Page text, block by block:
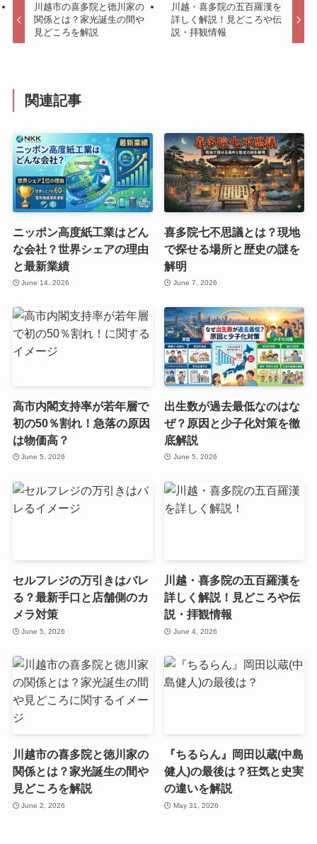
川越市の喜多院と徳川家の
関係とは？家光誕生の間や
見どころを解説
川越・喜多院の五百羅漢を
詳しく解説！見どころや伝
説・拝観情報
関連記事
ニッポン高度紙工業はどん
な会社？世界シェアの理由
と最新業績
June 14, 2026
喜多院七不思議とは？現地
で探せる場所と歴史の謎を
解明
June 7, 2026
高市内閣支持率が若年層で
初の50％割れ！急落の原因
は物価高？
June 5, 2026
出生数が過去最低なのはな
ぜ？原因と少子化対策を徹
底解説
June 5, 2026
セルフレジの万引きはバレ
る？最新手口と店舗側のカ
メラ対策
June 5, 2026
川越・喜多院の五百羅漢を
詳しく解説！見どころや伝
説・拝観情報
June 4, 2026
川越市の喜多院と徳川家の
関係とは？家光誕生の間や
見どころを解説
June 2, 2026
『ちるらん』岡田以蔵(中島
健人)の最後は？狂気と史実
の違いを解説
May 31, 2026